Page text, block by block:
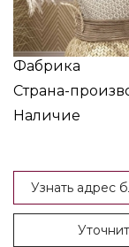
Фабрика
Страна-
Наличие
Узнать адрес